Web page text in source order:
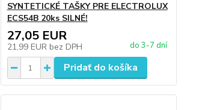
SYNTETICKÉ TAŠKY PRE ELECTROLUX
ECS54B 20ks SILNÉ!
27,05 EUR
21,99 EUR bez DPH do 3-7 dní
Pridať do košíka